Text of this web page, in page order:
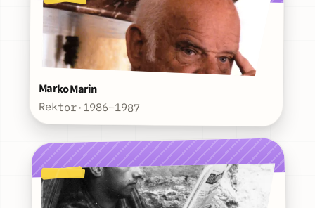
Marko Marin
Rektor·1986–1987